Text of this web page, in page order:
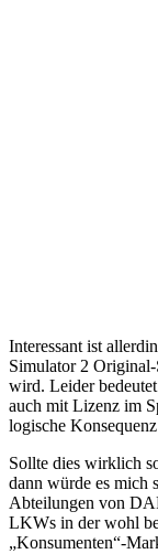
Interessant ist
Simulator 2
wird. Leider
auch mit Lizenz im
logische
Sollte dies wirklich
dann würde es mich
Abteilungen von
LKWs in der wohl
„Konsumenten“-